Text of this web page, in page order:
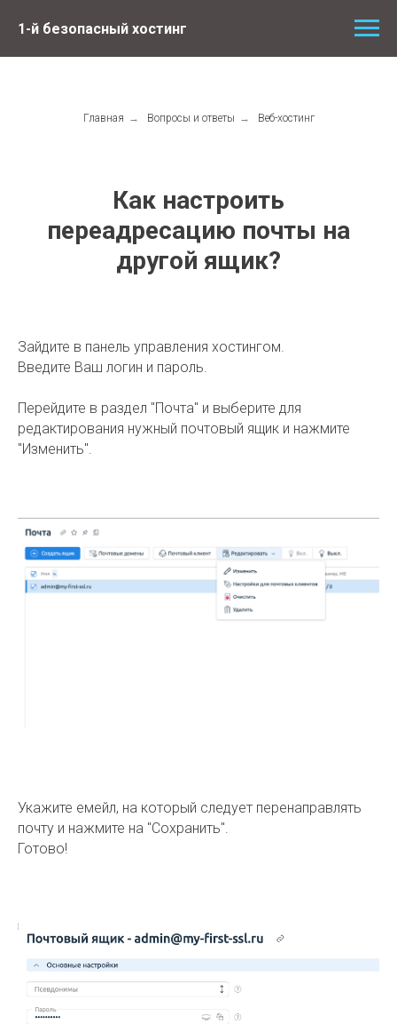
1-й безопасный хостинг
Главная → Вопросы и ответы → Веб-хостинг
Как настроить
переадресацию почты на
другой ящик?
Зайдите в панель управления хостингом.
Введите Ваш логин и пароль.
Перейдите в раздел "Почта" и выберите для
редактирования нужный почтовый ящик и нажмите
"Изменить".
Укажите емейл, на который следует перенаправлять
почту и нажмите на "Сохранить".
Готово!